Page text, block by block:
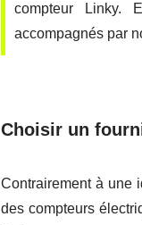
compteur Linky.
accompagnés par
Choisir un
Contrairement à une
des compteurs